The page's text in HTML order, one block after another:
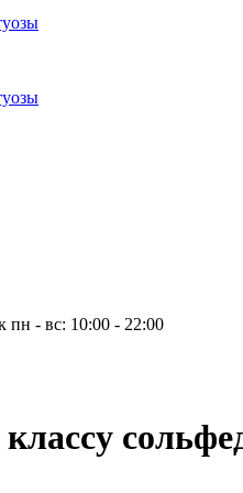
пн - вс: 10:00 - 22:00